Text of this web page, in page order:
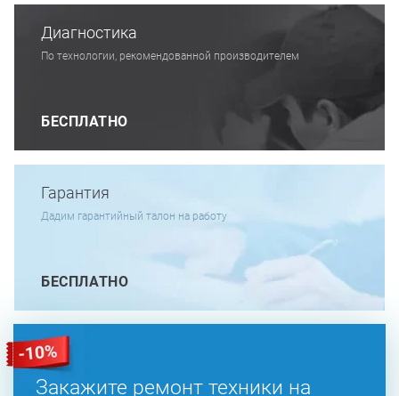
Диагностика
По технологии, рекомендованной производителем
БЕСПЛАТНО
Гарантия
Дадим гарантийный талон на работу
БЕСПЛАТНО
Закажите ремонт техники на